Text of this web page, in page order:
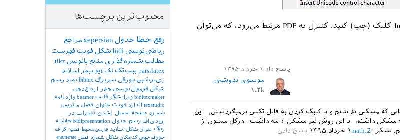
کافی است روی گزینه Jump to PDF کلیک (چپ) کنید. کنترل به PDF مرتبط می‌رود، که می‌توان
پاسخ داد ۱ خرداد ۱۳۹۵
موسوی ندوشنی
۱.۲k
که مشکلی نداشتم و با کلیک کردن به فایل تکس برمیگردشتن, این
مشکل داشتم با این روش نیز مشکل ادامه داشت...درکل ممنون از
تشکر
۱ خرداد ۱۳۹۵math.2
محبوب‌ترین برچسب‌ها
رفع خطا جدول xepersianمراجع
ریاضی‌نویسی bidi شکل فونت فهرست
مطالب شماره‌گذاری منابع پانویس tikz
parsilatex بیب‌تک تک‌لایو بیمر اسلاید
زی‌پرشین پاورقی سربرگ bibtex نماد رسم
شکل فرمول‌نویسی هدر
ارجاع‌دهی
biditexmaker ویرایشگر قالب beamer واژه‌نامه
texstudio اندازه فونت عنوان فصل ماتریس
شماره صفحه اعمال نشدن تغییرات در
پی‌دی‌اف رسم جدول bidipresentation حاشیه
رنگ عنوان شکل اسلاید فارسی محیط قضیه گراف
حروف‌چینی کد مکان شکل شماره فصل enumerate